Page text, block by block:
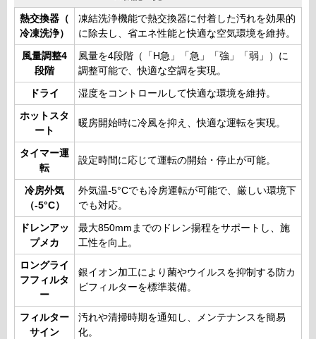
熱交換器（
冷凍洗浄）
凍結洗浄機能で熱交換器に付着した汚れを効果的
に除去し、省エネ性能と快適な空気環境を維持。
風量調整4
段階
風量を4段階（「H急」「急」「強」「弱」）に
調整可能で、快適な空調を実現。
ドライ 湿度をコントロールして快適な環境を維持。
ホットスタ
ート
暖房開始時に冷風を抑え、快適な運転を実現。
タイマー運
転
設定時間に応じて運転の開始・停止が可能。
冷房外気
（-5°C）
外気温-5°Cでも冷房運転が可能で、厳しい環境下
でも対応。
ドレンアッ
プメカ
最大850mmまでのドレン揚程をサポートし、施
工性を向上。
ロングライ
フフィルタ
ー
銀イオン加工により菌やウイルスを抑制する防カ
ビフィルターを標準装備。
フィルター
サイン
汚れや清掃時期を通知し、メンテナンスを簡易
化。